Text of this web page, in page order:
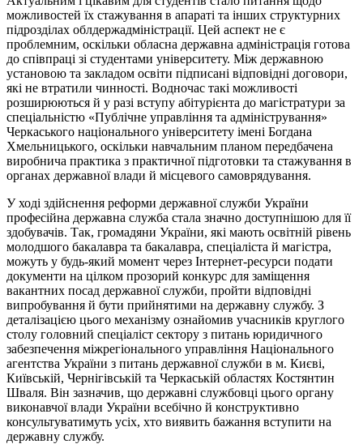
можливостей їх стажування в апараті та інших структурних
підрозділах облдержадміністрації. Цей аспект не є
проблемним, оскільки обласна державна адміністрація готова
до співпраці зі студентами університету. Між державною
установою та закладом освіти підписані відповідні договори,
які не втратили чинності. Водночас такі можливості
розширюються й у разі вступу абітурієнта до магістратури за
спеціальністю «Публічне управління та адміністрування»
Черкаського національного університету імені Богдана
Хмельницького, оскільки навчальним планом передбачена
виробнича практика з практичної підготовки та стажування в
органах державної влади й місцевого самоврядування.
У ході здійснення реформи державної служби України
професійна державна служба стала значно доступнішою для її
здобувачів. Так, громадяни України, які мають освітній рівень
молодшого бакалавра та бакалавра, спеціаліста й магістра,
можуть у будь-який момент через Інтернет-ресурси подати
документи на цілком прозорий конкурс для заміщення
вакантних посад державної служби, пройти відповідні
випробування й бути прийнятими на державну службу. З
деталізацією цього механізму ознайомив учасників круглого
столу головний спеціаліст сектору з питань юридичного
забезпечення міжрегіонального управління Національного
агентства України з питань державної служби в м. Києві,
Київській, Чернігівській та Черкаській областях Костянтин
Шваля. Він зазначив, що державні службовці цього органу
виконавчої влади України всебічно й конструктивно
консультуватимуть усіх, хто виявить бажання вступити на
державну службу.